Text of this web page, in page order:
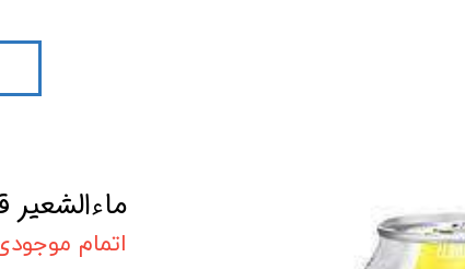
ماءالشعیر
اتمام